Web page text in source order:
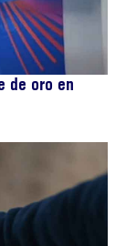
de oro en